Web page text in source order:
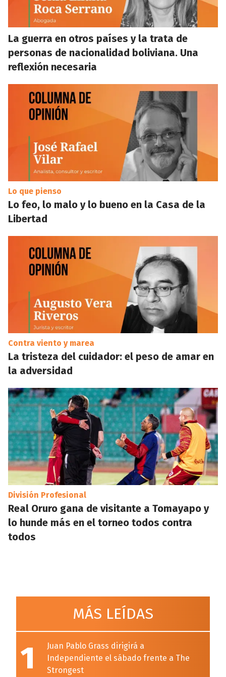
La guerra en otros países y la trata de
personas de nacionalidad boliviana. Una
reflexión necesaria
Lo que pienso
Lo feo, lo malo y lo bueno en la Casa de la
Libertad
Contra viento y marea
La tristeza del cuidador: el peso de amar en
la adversidad
División Profesional
Real Oruro gana de visitante a Tomayapo y
lo hunde más en el torneo todos contra
todos
MÁS LEÍDAS
1
Juan Pablo Grass dirigirá a
Independiente el sábado frente a The
Strongest